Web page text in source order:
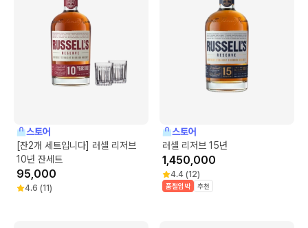
스토어
[잔2개 세트입니다] 러셀 리저브
10년 잔세트
95,000
4.6 (11)
스토어
러셀 리저브 15년
1,450,000
4.4 (12)
품절임박 추천